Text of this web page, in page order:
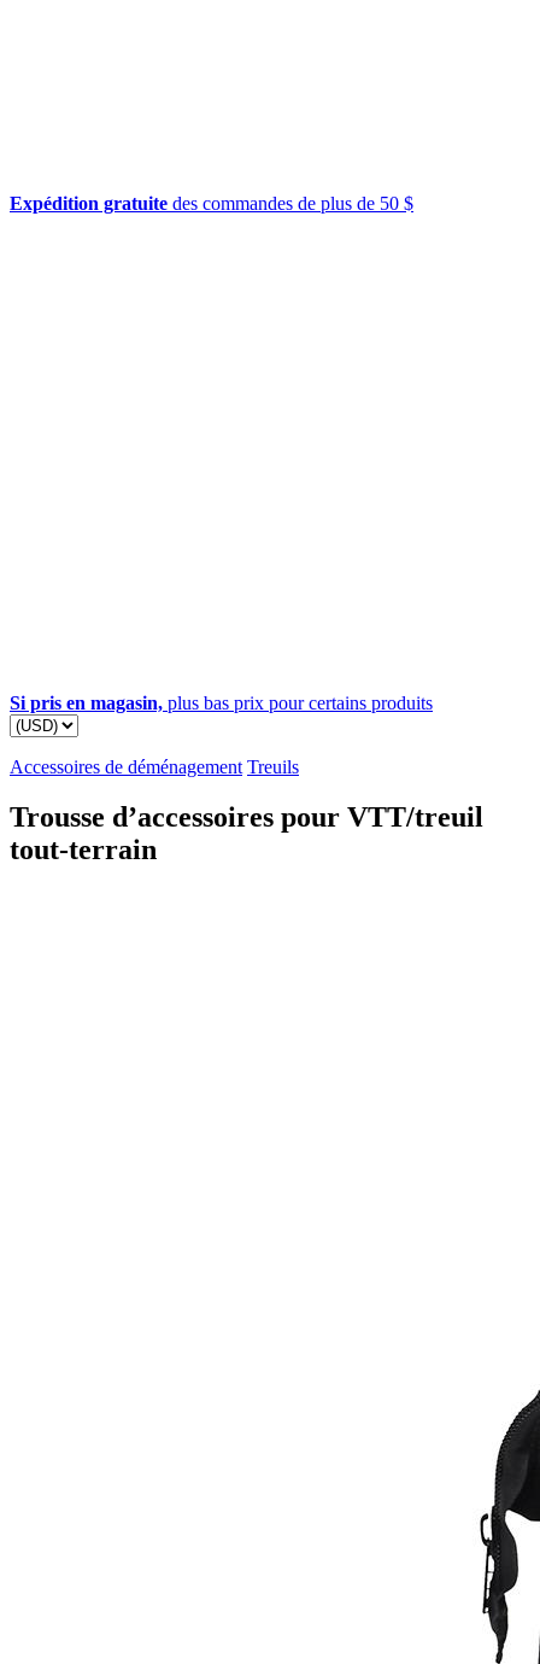
Expédition gratuite des commandes de plus de 50 $
Si pris en magasin, plus bas prix pour certains produits
Accessoires de déménagement Treuils
Trousse d’accessoires pour VTT/treuil
tout-terrain